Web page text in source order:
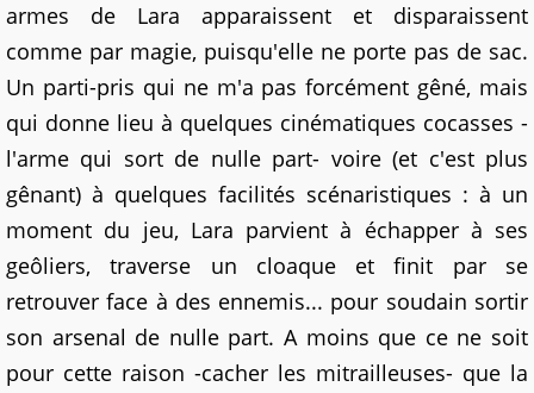
armes de Lara apparaissent et disparaissent
comme par magie, puisqu'elle ne porte pas de sac.
Un parti-pris qui ne m'a pas forcément gêné, mais
qui donne lieu à quelques cinématiques cocasses -
l'arme qui sort de nulle part- voire (et c'est plus
gênant) à quelques facilités scénaristiques : à un
moment du jeu, Lara parvient à échapper à ses
geôliers, traverse un cloaque et finit par se
retrouver face à des ennemis... pour soudain sortir
son arsenal de nulle part. A moins que ce ne soit
pour cette raison -cacher les mitrailleuses- que la